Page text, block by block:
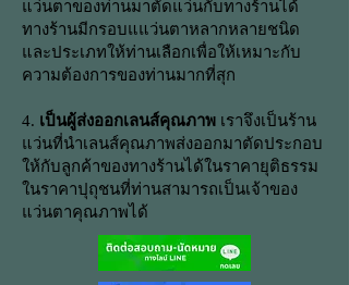
แว่นตาของท่านมาตัดแว่นกับทางร้านได้
ทางร้านมีกรอบแแว่นตาหลากหลายชนิด
และประเภทให้ท่านเลือกเพื่อให้เหมาะกับ
ความต้องการของท่านมากที่สุก
4. เป็นผู้ส่งออกเลนส์คุณภาพ เราจึงเป็นร้าน
แว่นที่นำเลนส์คุณภาพส่งออกมาตัดประกอบ
ให้กับลูกค้าของทางร้านได้ในราคายุติธรรม
ในราคาปุถุชนที่ท่านสามารถเป็นเจ้าของ
แว่นตาคุณภาพได้